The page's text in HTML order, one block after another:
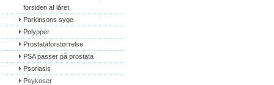
forsiden af låret
Parkinsons syge
Polypper
Prostataforstørrelse
PSA passer på prostata
Psoriasis
Psykoser